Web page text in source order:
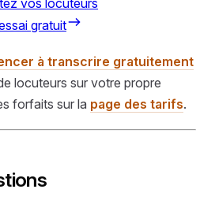
vos locuteurs
gratuit
à transcrire gratuitement
locuteurs sur votre propre
forfaits sur la page des tarifs.